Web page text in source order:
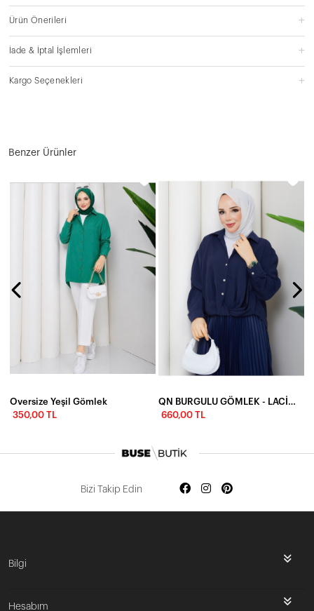
Ürün Önerileri
İade & İptal İşlemleri
Kargo Seçenekleri
Benzer Ürünler
Oversize Yeşil Gömlek
350,00 TL
660,00 TL
Bizi Takip Edin
Bilgi
Hesabım